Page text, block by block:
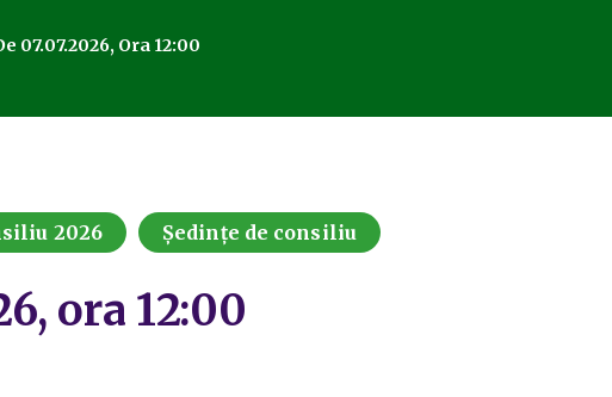
07.07.2026, Ora 12:00
2026 Ședințe de consiliu
ora 12:00